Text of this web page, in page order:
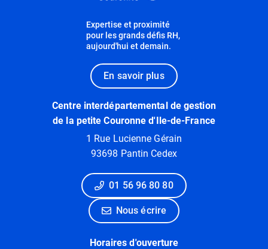
Expertise et proximité
pour les grands défis RH,
aujourd'hui et demain.
En savoir plus
Centre interdépartemental de gestion
de la petite Couronne d'Ile-de-France
1 Rue Lucienne Gérain
93698 Pantin Cedex
01 56 96 80 80
Nous écrire
Horaires d'ouverture